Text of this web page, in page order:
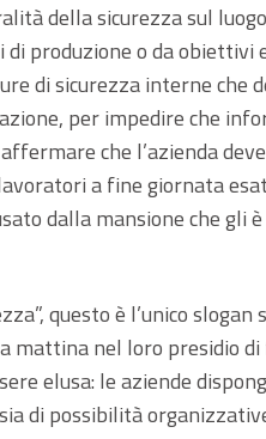
della sicurezza sul
produzione o da obiettivi
di sicurezza interne che
per impedire che
che l’azienda
a fine giornata
dalla mansione che gli
questo è l’unico slogan
mattina nel loro presidio di
elusa: le aziende
di possibilità